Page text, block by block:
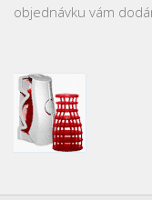
objednávku vám